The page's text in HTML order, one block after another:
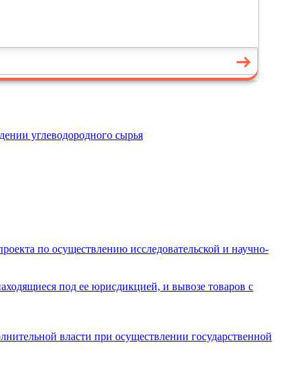
углеводородного сырья
по осуществлению исследовательской и научно-
под ее юрисдикцией, и вывозе товаров с
власти при осуществлении государственной